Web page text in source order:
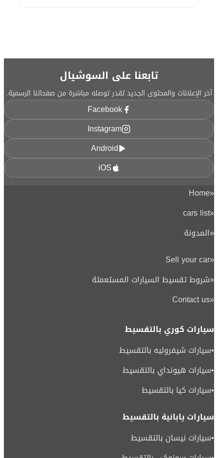
تابعنا على السوشيال
آخر الإعلانات والمحتوى الجديد تقدر توصله مباشرة من صفحاتنا الرسمية.
Facebook
Instagram
Android
iOS
«
Home
«
cars list
«المدونة
«
Sell your car
«شروط تقسيط السيارات المستعملة
«
Contact us
سيارات كوري بالتقسيط
•سيارات شيفروليه بالتقسيط
•سيارات هيونداي بالتقسيط
•سيارات كيا بالتقسيط
سيارات يابانية بالتقسيط
•سيارات نيسان بالتقسيط